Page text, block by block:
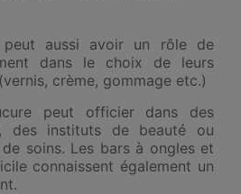
peut aussi avoir un rôle de
dans le choix de leurs
crème, gommage etc.)
peut officier dans des
des instituts de beauté ou
soins. Les bars à ongles et
connaissent également un